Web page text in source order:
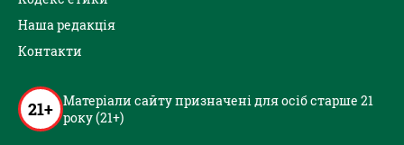
Наша редакція
Контакти
21+ Матеріали сайту призначені для осіб старше 21
року (21+)